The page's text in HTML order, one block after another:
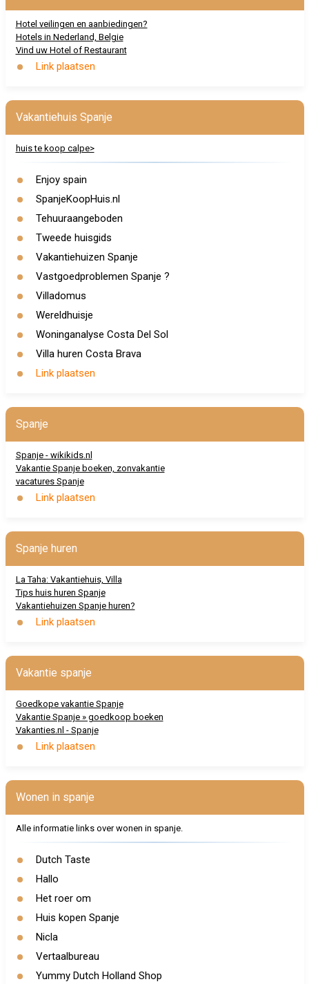
Hotel veilingen en aanbiedingen?
Hotels in Nederland, Belgie
Vind uw Hotel of Restaurant
Link plaatsen
Vakantiehuis Spanje
huis te koop calpe>
Enjoy spain
SpanjeKoopHuis.nl
Tehuuraangeboden
Tweede huisgids
Vakantiehuizen Spanje
Vastgoedproblemen Spanje ?
Villadomus
Wereldhuisje
Woninganalyse Costa Del Sol
Villa huren Costa Brava
Link plaatsen
Spanje
Spanje - wikikids.nl
Vakantie Spanje boeken, zonvakantie
vacatures Spanje
Link plaatsen
Spanje huren
La Taha: Vakantiehuis, Villa
Tips huis huren Spanje
Vakantiehuizen Spanje huren?
Link plaatsen
Vakantie spanje
Goedkope vakantie Spanje
Vakantie Spanje » goedkoop boeken
Vakanties.nl - Spanje
Link plaatsen
Wonen in spanje
Alle informatie links over wonen in spanje.
Dutch Taste
Hallo
Het roer om
Huis kopen Spanje
Nicla
Vertaalbureau
Yummy Dutch Holland Shop